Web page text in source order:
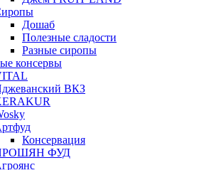
Дошаб
Полезные сладости
Разные сиропы
консервы
ВКЗ
Консервация
ФУД